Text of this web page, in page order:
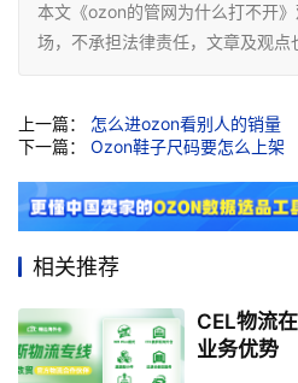
本文《ozon的管网为什么打不开
场，不承担法律责任，文章及观点
上一篇： 怎么进ozon看别人的销量
下一篇： Ozon鞋子尺码要怎么上架
相关推荐
CEL物流
业务优势